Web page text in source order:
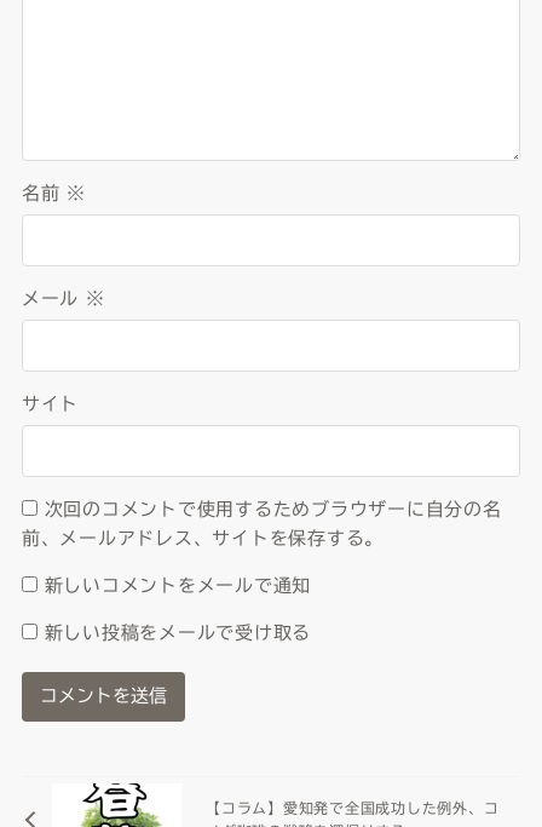
名前 ※
メール ※
サイト
次回のコメントで使用するためブラウザーに自分の名
前、メールアドレス、サイトを保存する。
新しいコメントをメールで通知
新しい投稿をメールで受け取る
【コラム】愛知発で全国成功した例外、コ